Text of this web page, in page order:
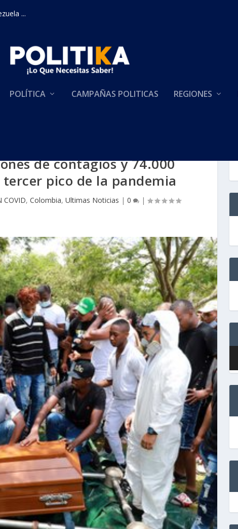
...
POLÍTICA CAMPAÑAS POLITICAS REGIONES
de contagios y 74.000
pico de la pandemia
COVID, Colombia, Ultimas Noticias | 0 |